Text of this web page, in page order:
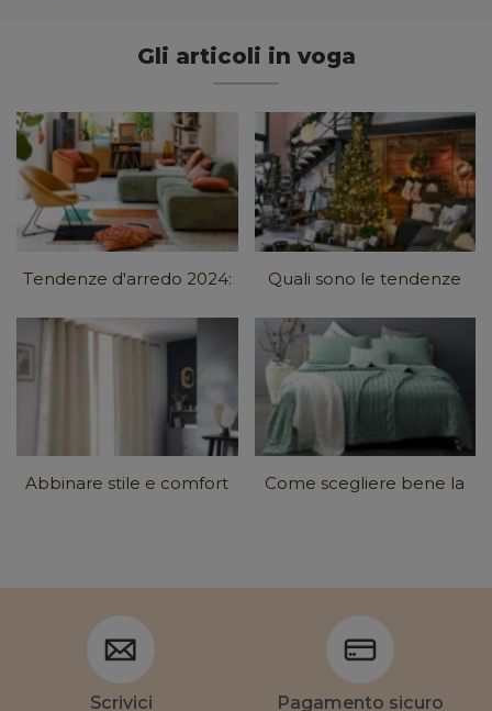
Gli articoli in voga
Tendenze d'arredo 2024:
facilmente a casa!
Quali sono le tendenze
Abbinare stile e comfort
Come scegliere bene la
Scrivici Pagamento sicuro